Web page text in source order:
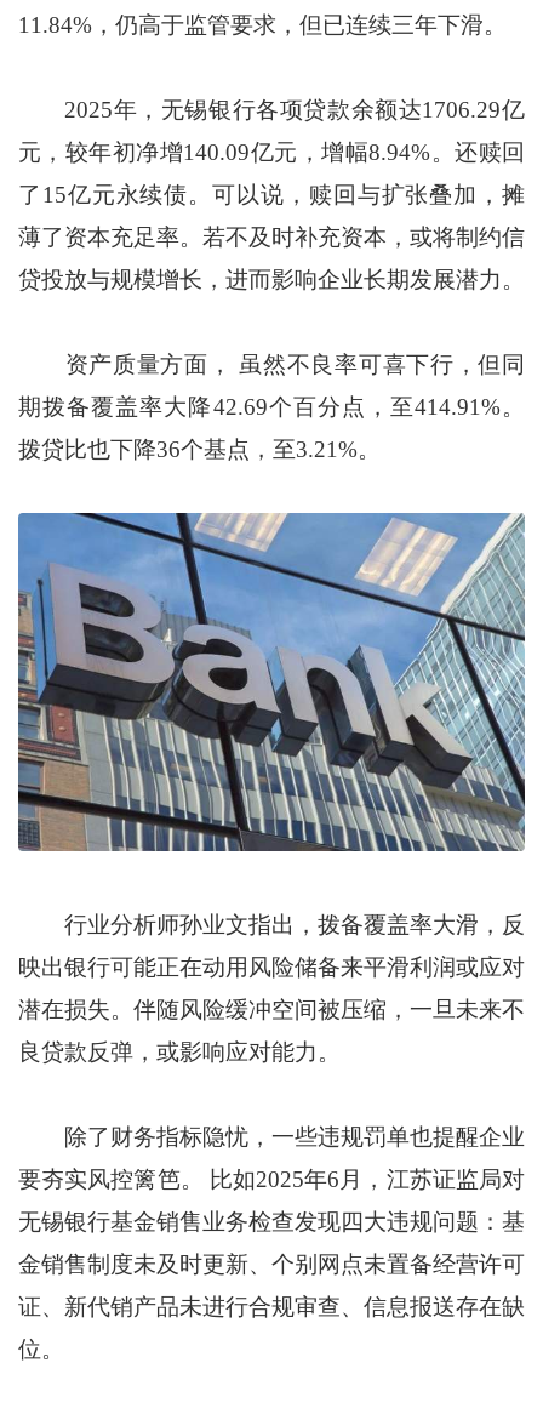
11.84%，仍高于监管要求，但已连续三年下滑。
2025年，无锡银行各项贷款余额达1706.29亿
元，较年初净增140.09亿元，增幅8.94%。还赎回
了15亿元永续债。可以说，赎回与扩张叠加，摊
薄了资本充足率。若不及时补充资本，或将制约信
贷投放与规模增长，进而影响企业长期发展潜力。
资产质量方面， 虽然不良率可喜下行，但同
期拨备覆盖率大降42.69个百分点，至414.91%。
拨贷比也下降36个基点，至3.21%。
行业分析师孙业文指出，拨备覆盖率大滑，反
映出银行可能正在动用风险储备来平滑利润或应对
潜在损失。伴随风险缓冲空间被压缩，一旦未来不
良贷款反弹，或影响应对能力。
除了财务指标隐忧，一些违规罚单也提醒企业
要夯实风控篱笆。 比如2025年6月，江苏证监局对
无锡银行基金销售业务检查发现四大违规问题：基
金销售制度未及时更新、个别网点未置备经营许可
证、新代销产品未进行合规审查、信息报送存在缺
位。